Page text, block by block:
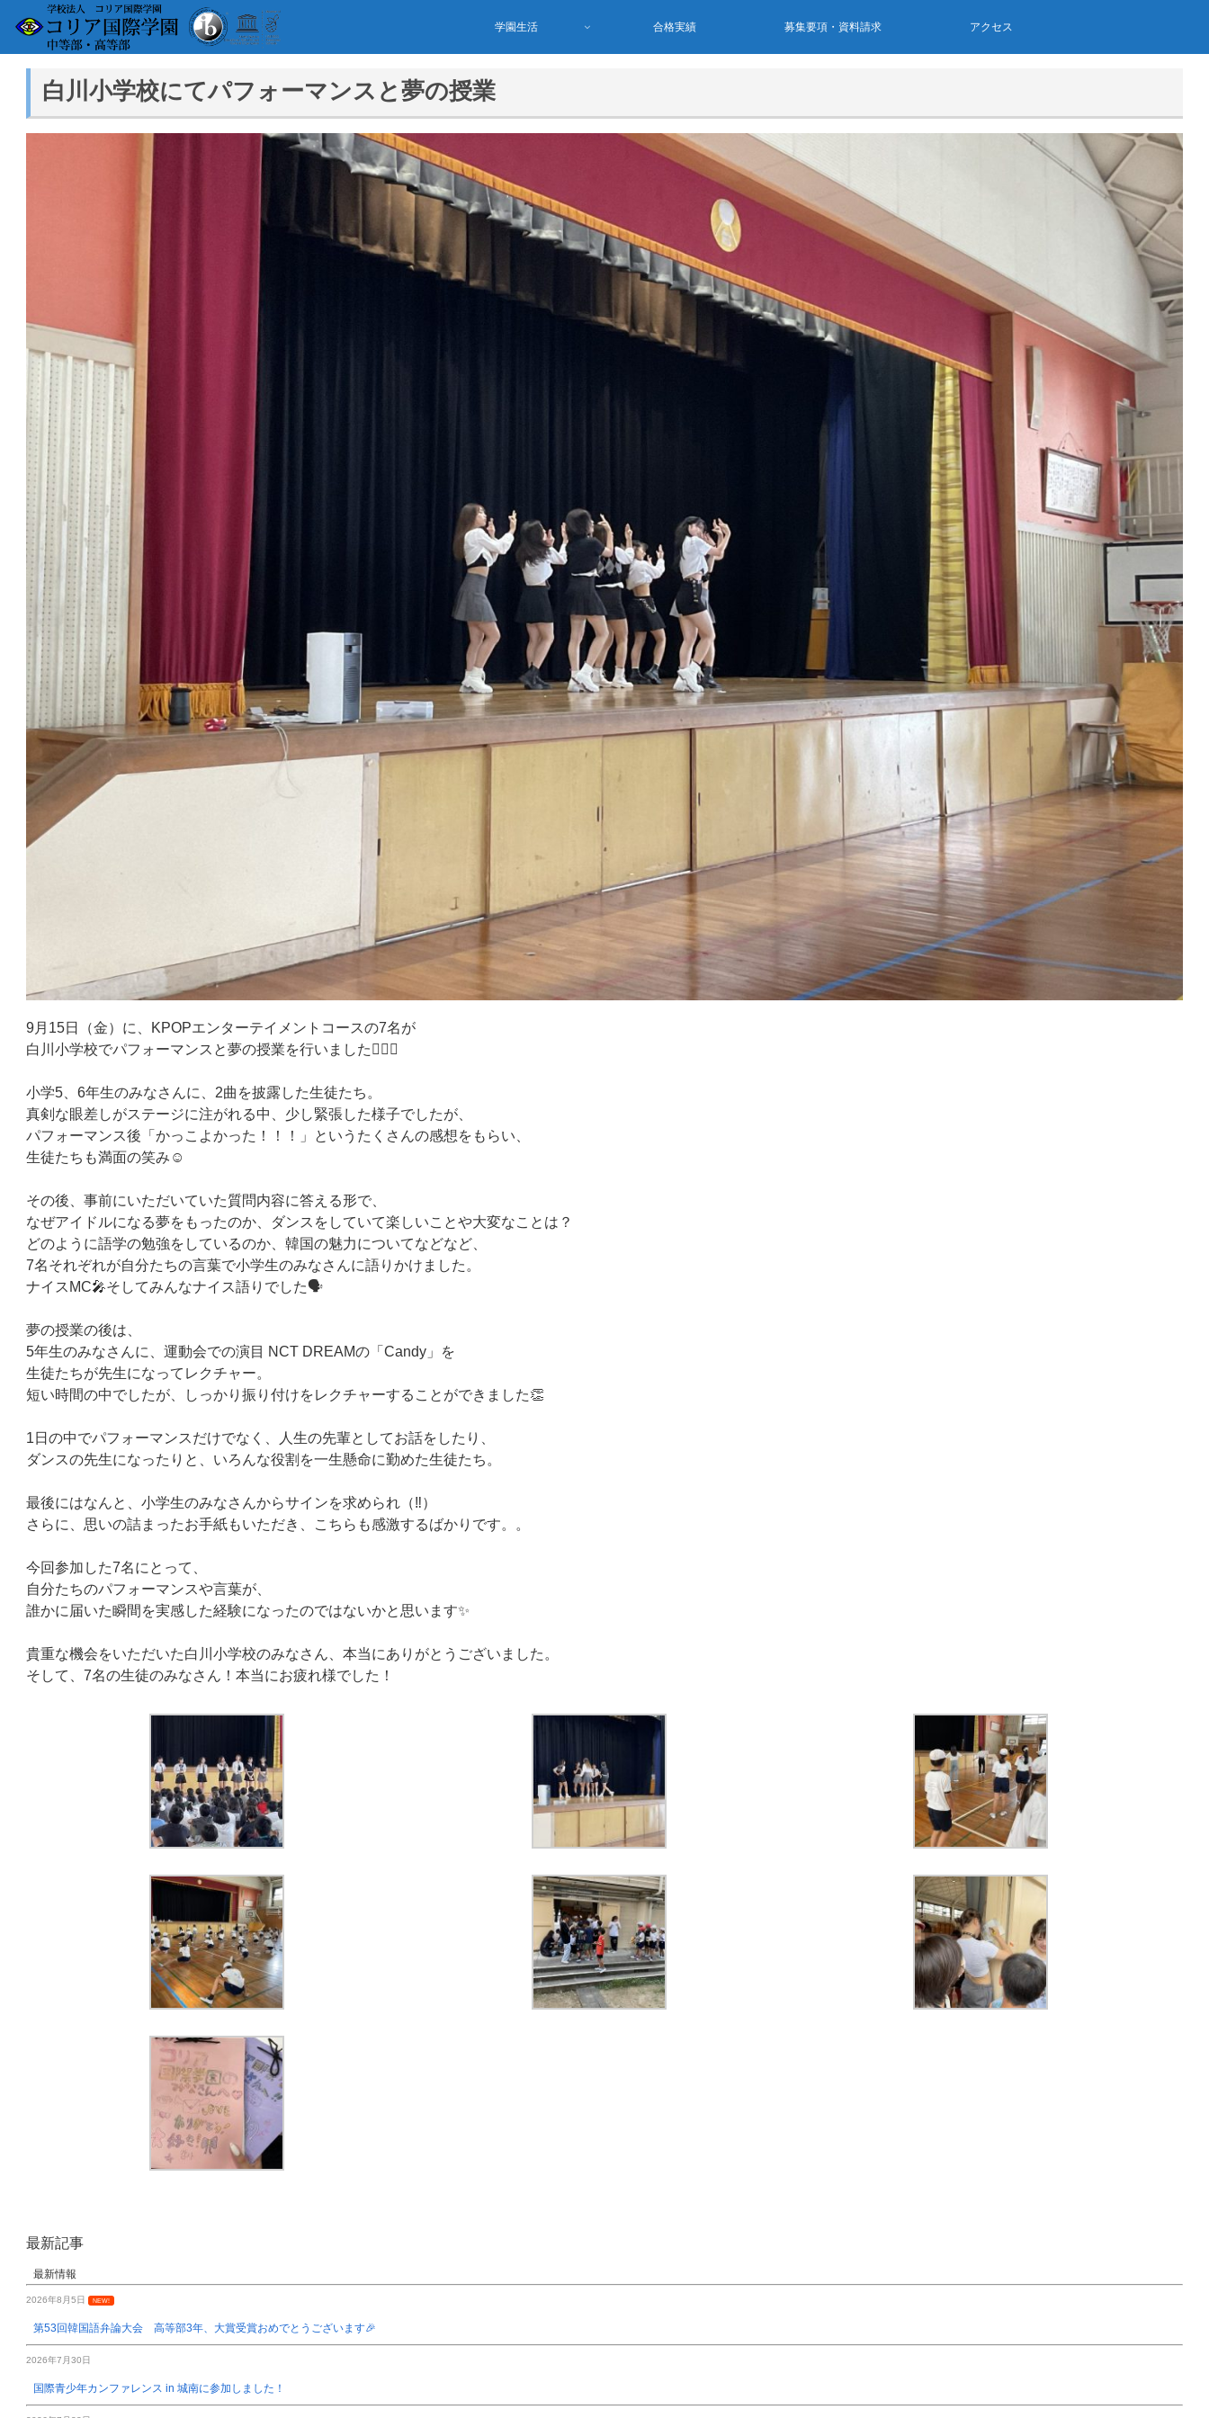
学園生活 合格実績 募集要項・資料請求 アクセス
白川小学校にてパフォーマンスと夢の授業
9月15日（金）に、KPOPエンターテイメントコースの7名が
白川小学校でパフォーマンスと夢の授業を行いました🏃‍♀️✨
小学5、6年生のみなさんに、2曲を披露した生徒たち。
真剣な眼差しがステージに注がれる中、少し緊張した様子でしたが、
パフォーマンス後「かっこよかった！！！」というたくさんの感想をもらい、
生徒たちも満面の笑み☺️
その後、事前にいただいていた質問内容に答える形で、
なぜアイドルになる夢をもったのか、ダンスをしていて楽しいことや大変なことは？
どのように語学の勉強をしているのか、韓国の魅力についてなどなど、
7名それぞれが自分たちの言葉で小学生のみなさんに語りかけました。
ナイスMC🎤そしてみんなナイス語りでした🗣️
夢の授業の後は、
5年生のみなさんに、運動会での演目 NCT DREAMの「Candy」を
生徒たちが先生になってレクチャー。
短い時間の中でしたが、しっかり振り付けをレクチャーすることができました👏
1日の中でパフォーマンスだけでなく、人生の先輩としてお話をしたり、
ダンスの先生になったりと、いろんな役割を一生懸命に勤めた生徒たち。
最後にはなんと、小学生のみなさんからサインを求められ（‼️）
さらに、思いの詰まったお手紙もいただき、こちらも感激するばかりです。。
今回参加した7名にとって、
自分たちのパフォーマンスや言葉が、
誰かに届いた瞬間を実感した経験になったのではないかと思います✨
貴重な機会をいただいた白川小学校のみなさん、本当にありがとうございました。
そして、7名の生徒のみなさん！本当にお疲れ様でした！
最新記事
最新情報
2026年8月5日 NEW!
第53回韓国語弁論大会 高等部3年、大賞受賞おめでとうございます🎉
2026年7月30日
国際青少年カンファレンス in 城南に参加しました！